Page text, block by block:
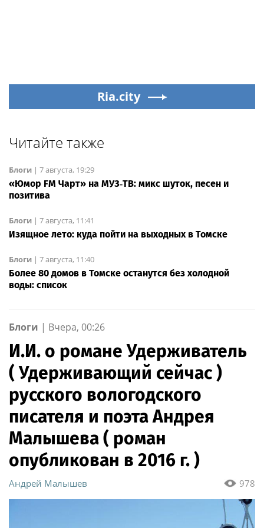
Ria.city
Читайте также
Блоги | 7 августа, 19:29
«Юмор FM Чарт» на МУЗ‑ТВ: микс шуток, песен и
позитива
Блоги | 7 августа, 11:41
Изящное лето: куда пойти на выходных в Томске
Блоги | 7 августа, 11:40
Более 80 домов в Томске останутся без холодной
воды: список
Блоги | Вчера, 00:26
И.И. о романе Удерживатель
( Удерживающий сейчас )
русского вологодского
писателя и поэта Андрея
Малышева ( роман
опубликован в 2016 г. )
978
Андрей Малышев